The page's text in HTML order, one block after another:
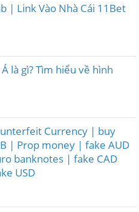
| Link Vào Nhà Cái 11Bet
là gì? Tìm hiểu về hình
Currency | buy
| Prop money | fake AUD
banknotes | fake CAD
USD